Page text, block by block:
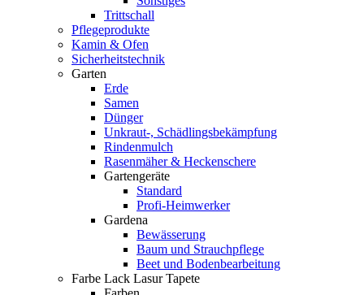
Trittschall
Pflegeprodukte
Kamin & Ofen
Sicherheitstechnik
Garten
Erde
Samen
Dünger
Unkraut-, Schädlingsbekämpfung
Rindenmulch
Rasenmäher & Heckenschere
Gartengeräte
Standard
Profi-Heimwerker
Gardena
Bewässerung
Baum und Strauchpflege
Beet und Bodenbearbeitung
Farbe Lack Lasur Tapete